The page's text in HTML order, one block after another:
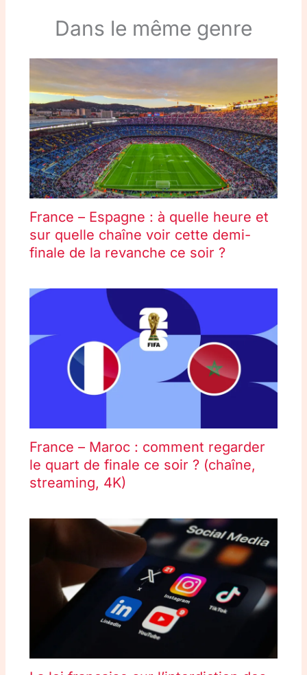
Dans le même genre
France – Espagne : à quelle heure et
sur quelle chaîne voir cette demi-
finale de la revanche ce soir ?
France – Maroc : comment regarder
le quart de finale ce soir ? (chaîne,
streaming, 4K)